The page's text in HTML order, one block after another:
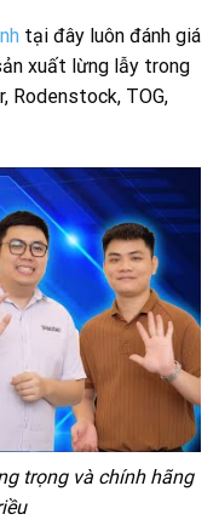
tại đây luôn đánh giá
xuất lừng lẫy trong
Rodenstock, TOG,
trọng và chính hãng